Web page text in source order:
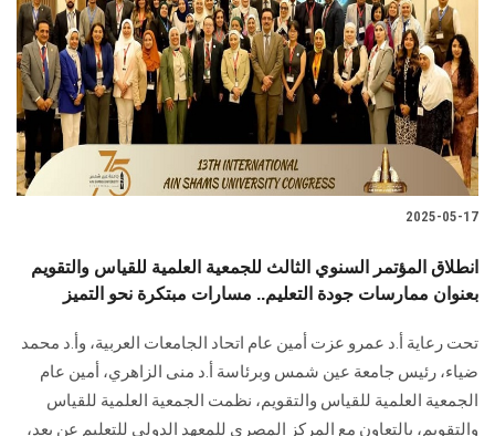
2025-05-17
انطلاق المؤتمر السنوي الثالث للجمعية العلمية للقياس والتقويم
بعنوان ممارسات جودة التعليم.. مسارات مبتكرة نحو التميز
تحت رعاية أ.د عمرو عزت أمين عام اتحاد الجامعات العربية، وأ.د محمد
ضياء، رئيس جامعة عين شمس وبرئاسة أ.د منى الزاهري، أمين عام
الجمعية العلمية للقياس والتقويم، نظمت الجمعية العلمية للقياس
والتقويم، بالتعاون مع المركز المصري للمعهد الدولي للتعليم عن بعد،